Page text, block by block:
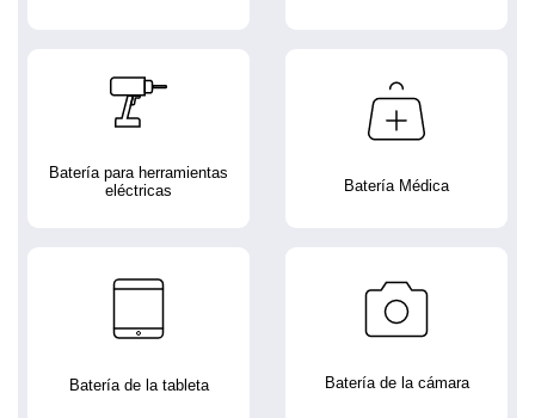
Batería para herramientas
eléctricas
Batería Médica
Batería de la tableta Batería de la cámara